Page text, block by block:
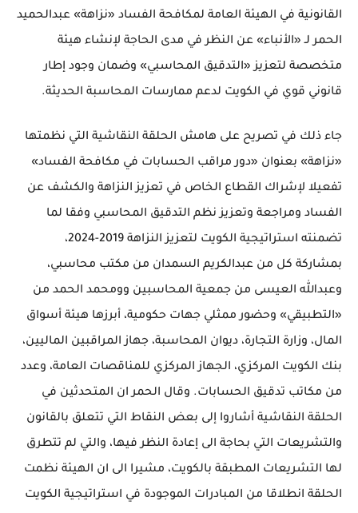
القانونية في الهيئة العامة لمكافحة الفساد «نزاهة» عبدالحميد
الحمر لـ «الأنباء» عن النظر في مدى الحاجة لإنشاء هيئة
متخصصة لتعزيز «التدقيق المحاسبي» وضمان وجود إطار
قانوني قوي في الكويت لدعم ممارسات المحاسبة الحديثة.
جاء ذلك في تصريح على هامش الحلقة النقاشية التي نظمتها
«نزاهة» بعنوان «دور مراقب الحسابات في مكافحة الفساد»
تفعيلا لإشراك القطاع الخاص في تعزيز النزاهة والكشف عن
الفساد ومراجعة وتعزيز نظم التدقيق المحاسبي وفقا لما
تضمنته استراتيجية الكويت لتعزيز النزاهة 2019-2024،
بمشاركة كل من عبدالكريم السمدان من مكتب محاسبي،
وعبدالله العيسى من جمعية المحاسبين وومحمد الحمد من
«التطبيقي» وحضور ممثلي جهات حكومية، أبرزها هيئة أسواق
المال، وزارة التجارة، ديوان المحاسبة، جهاز المراقبين الماليين،
بنك الكويت المركزي، الجهاز المركزي للمناقصات العامة، وعدد
من مكاتب تدقيق الحسابات. وقال الحمر ان المتحدثين في
الحلقة النقاشية أشاروا إلى بعض النقاط التي تتعلق بالقانون
والتشريعات التي بحاجة الى إعادة النظر فيها، والتي لم تتطرق
لها التشريعات المطبقة بالكويت، مشيرا الى ان الهيئة نظمت
الحلقة انطلاقا من المبادرات الموجودة في استراتيجية الكويت